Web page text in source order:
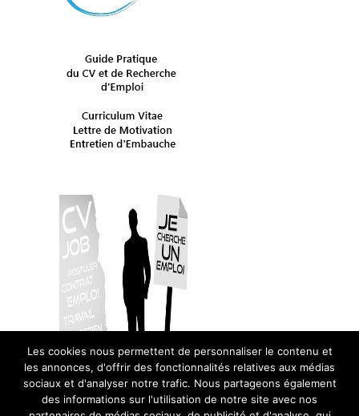
Les cookies nous permettent de personnaliser le contenu et
les annonces, d'offrir des fonctionnalités relatives aux médias
sociaux et d'analyser notre trafic. Nous partageons également
des informations sur l'utilisation de notre site avec nos